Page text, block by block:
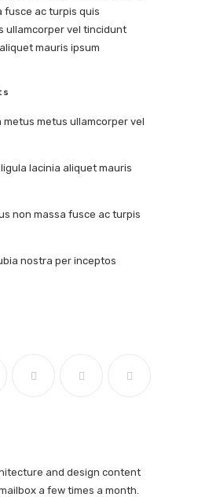
fusce ac turpis quis
ullamcorper vel tincidunt
mauris ipsum
metus metus ullamcorper vel
ligula lacinia aliquet mauris
non massa fusce ac turpis
nostra per inceptos
and design content
a few times a month.